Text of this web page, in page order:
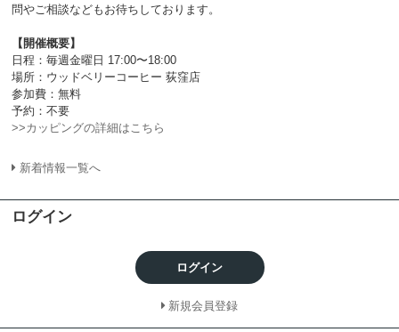
問やご相談などもお待ちしております。
【開催概要】
日程：毎週金曜日 17:00〜18:00
場所：ウッドベリーコーヒー 荻窪店
参加費：無料
予約：不要
>>カッピングの詳細はこちら
新着情報一覧へ
ログイン
ログイン
新規会員登録